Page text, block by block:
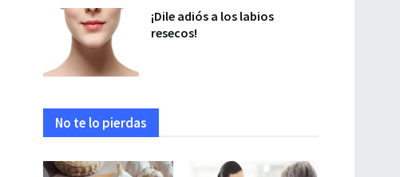
¡Dile adiós a los labios
resecos!
No te lo pierdas